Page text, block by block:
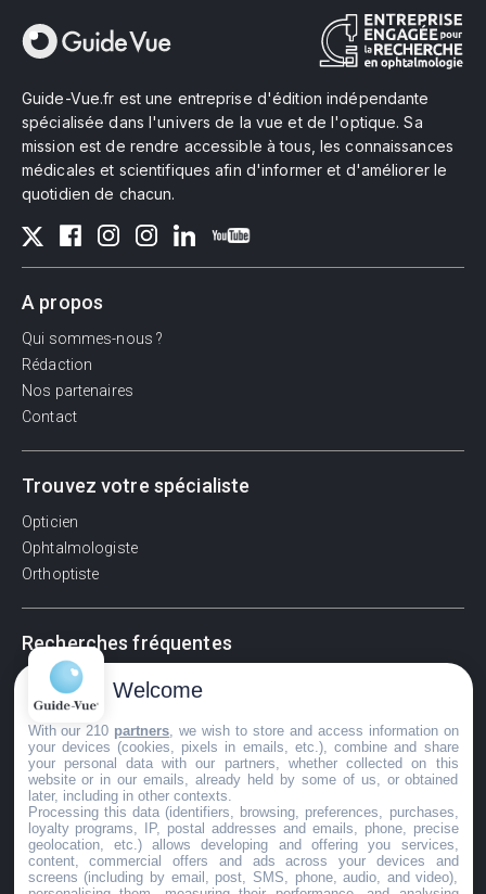
Guide-Vue.fr est une entreprise d'édition indépendante
spécialisée dans l'univers de la vue et de l'optique. Sa
mission est de rendre accessible à tous, les connaissances
médicales et scientifiques afin d'informer et d'améliorer le
quotidien de chacun.
A propos
Qui sommes-nous ?
Rédaction
Nos partenaires
Contact
Trouvez votre spécialiste
Opticien
Ophtalmologiste
Orthoptiste
Recherches fréquentes
Pathologies adultes
Signes d'une urgence ophtalmologique
La vision
Acuité visuelle
Myosis / mydriase
Œdème oculaire
©GuideVue2024
Welcome
With our 210 partners , we wish to store and access information on
your devices (cookies, pixels in emails, etc.), combine and share
your personal data with our partners, whether collected on this
website or in our emails, already held by some of us, or obtained
later, including in other contexts.
Processing this data (identifiers, browsing, preferences, purchases,
loyalty programs, IP, postal addresses and emails, phone, precise
geolocation, etc.) allows developing and offering you services,
content, commercial offers and ads across your devices and
screens (including by email, post, SMS, phone, audio, and video),